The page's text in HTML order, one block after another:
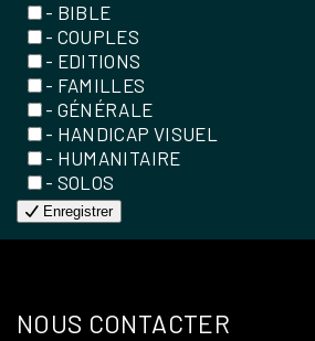
- BIBLE
- COUPLES
- EDITIONS
- FAMILLES
- GÉNÉRALE
- HANDICAP VISUEL
- HUMANITAIRE
- SOLOS
Enregistrer
NOUS CONTACTER